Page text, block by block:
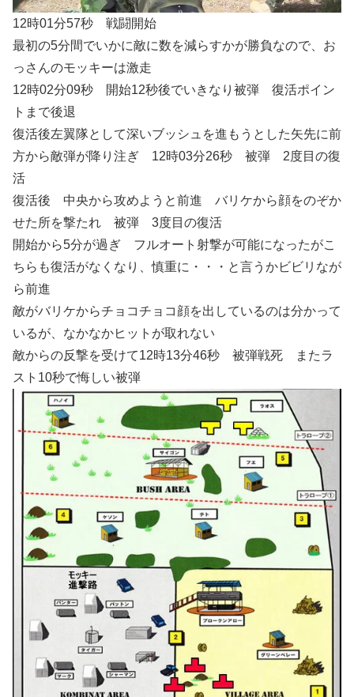
12時01分57秒 戦闘開始
最初の5分間でいかに敵に数を減らすかが勝負なので、お
っさんのモッキーは激走
12時02分09秒 開始12秒後でいきなり被弾 復活ポイン
トまで後退
復活後左翼隊として深いブッシュを進もうとした矢先に前
方から敵弾が降り注ぎ 12時03分26秒 被弾 2度目の復
活
復活後 中央から攻めようと前進 バリケから顔をのぞか
せた所を撃たれ 被弾 3度目の復活
開始から5分が過ぎ フルオート射撃が可能になったがこ
ちらも復活がなくなり、慎重に・・・と言うかビビリなが
ら前進
敵がバリケからチョコチョコ顔を出しているのは分かって
いるが、なかなかヒットが取れない
敵からの反撃を受けて12時13分46秒 被弾戦死 またラ
スト10秒で悔しい被弾